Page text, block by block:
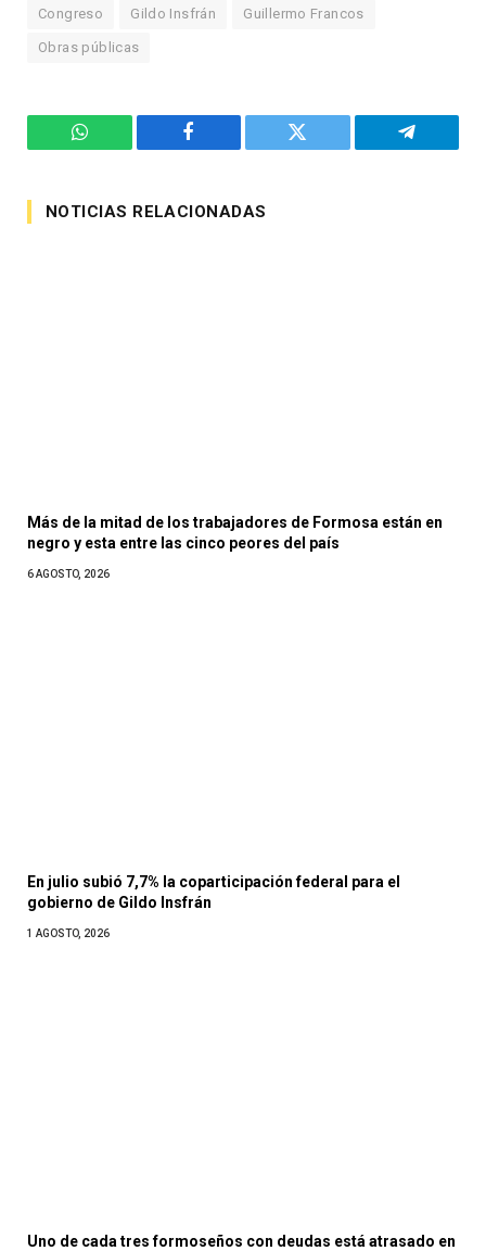
Congreso Gildo Insfrán Guillermo Francos
Obras públicas
WhatsApp Facebook Twitter Telegram
NOTICIAS RELACIONADAS
Más de la mitad de los trabajadores de Formosa están en
negro y esta entre las cinco peores del país
6 AGOSTO, 2026
En julio subió 7,7% la coparticipación federal para el
gobierno de Gildo Insfrán
1 AGOSTO, 2026
Uno de cada tres formoseños con deudas está atrasado en